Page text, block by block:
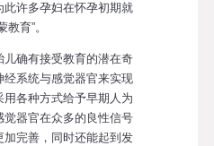
此许多孕妇在怀孕初期就
育”。
确有接受教育的潜在奇
经系统与感觉器官来实现
各种方式给予早期人为
觉器官在众多的良性信号
加完善，同时还能起到发